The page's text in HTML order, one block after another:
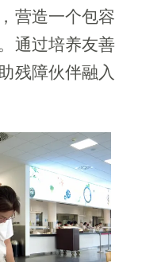
营造一个包容
通过培养友善
残障伙伴融入